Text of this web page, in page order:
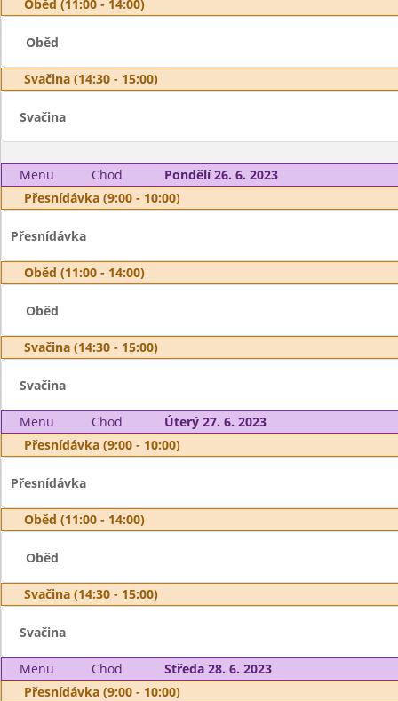
Oběd (11:00 - 14:00)
Oběd
Svačina (14:30 - 15:00)
Svačina
Menu Chod
Pondělí 26. 6. 2023
Přesnídávka (9:00 - 10:00)
Přesnídávka
Oběd (11:00 - 14:00)
Oběd
Svačina (14:30 - 15:00)
Svačina
Menu Chod
Úterý 27. 6. 2023
Přesnídávka (9:00 - 10:00)
Přesnídávka
Oběd (11:00 - 14:00)
Oběd
Svačina (14:30 - 15:00)
Svačina
Menu Chod
Středa 28. 6. 2023
Přesnídávka (9:00 - 10:00)